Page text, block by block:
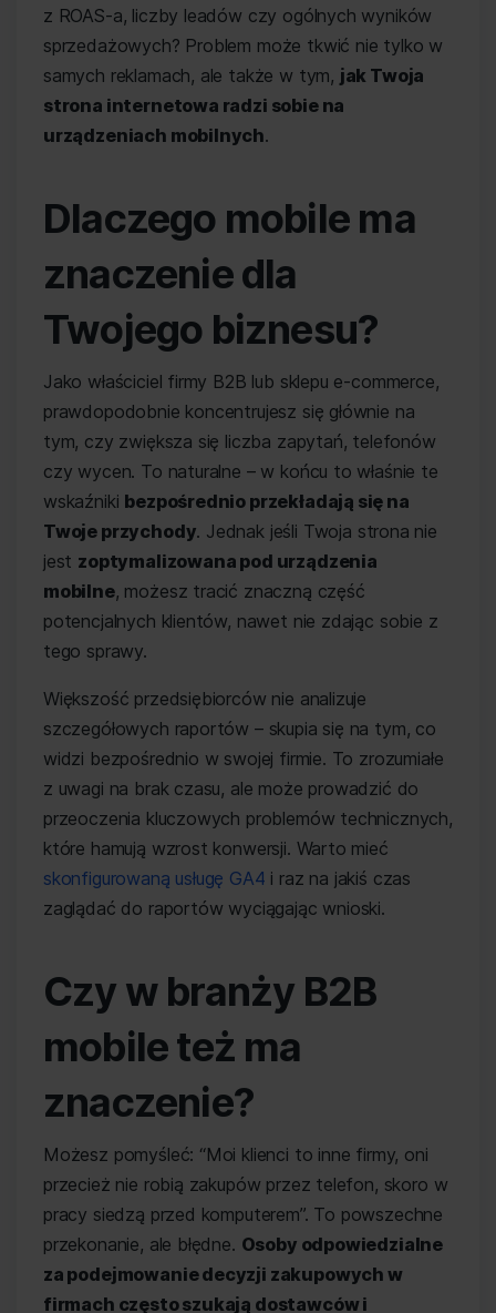
z ROAS-a, liczby leadów czy ogólnych wyników
sprzedażowych? Problem może tkwić nie tylko w
samych reklamach, ale także w tym, jak Twoja
strona internetowa radzi sobie na
urządzeniach mobilnych.
Dlaczego mobile ma
znaczenie dla
Twojego biznesu?
Jako właściciel firmy B2B lub sklepu e-commerce,
prawdopodobnie koncentrujesz się głównie na
tym, czy zwiększa się liczba zapytań, telefonów
czy wycen. To naturalne – w końcu to właśnie te
wskaźniki bezpośrednio przekładają się na
Twoje przychody. Jednak jeśli Twoja strona nie
jest zoptymalizowana pod urządzenia
mobilne, możesz tracić znaczną część
potencjalnych klientów, nawet nie zdając sobie z
tego sprawy.
Większość przedsiębiorców nie analizuje
szczegółowych raportów – skupia się na tym, co
widzi bezpośrednio w swojej firmie. To zrozumiałe
z uwagi na brak czasu, ale może prowadzić do
przeoczenia kluczowych problemów technicznych,
które hamują wzrost konwersji. Warto mieć
skonfigurowaną usługę GA4 i raz na jakiś czas
zaglądać do raportów wyciągając wnioski.
Czy w branży B2B
mobile też ma
znaczenie?
Możesz pomyśleć: “Moi klienci to inne firmy, oni
przecież nie robią zakupów przez telefon, skoro w
pracy siedzą przed komputerem”. To powszechne
przekonanie, ale błędne. Osoby odpowiedzialne
za podejmowanie decyzji zakupowych w
firmach często szukają dostawców i